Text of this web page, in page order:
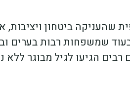
שהעניקה ביטחון ויציבות,
שמשפחות רבות בערים
הגיעו לגיל מבוגר ללא